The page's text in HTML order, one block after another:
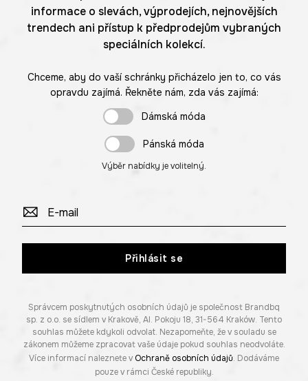
informace o slevách, výprodejích, nejnovějších
trendech ani přístup k předprodejům vybraných
speciálních kolekcí.
Chceme, aby do vaší schránky přicházelo jen to, co vás
opravdu zajímá. Řekněte nám, zda vás zajímá:
Dámská móda
Pánská móda
Výběr nabídky je volitelný.
Přihlásit se
Správcem poskytnutých osobních údajů je společnost Brandbq
sp. z o.o. se sídlem v Krakově, Al. Pokoju 18, 31-564 Kraków. Tento
souhlas můžete kdykoli odvolat. Nezapomeňte, že v souladu se
zákonem můžeme zpracovat vaše údaje pokud souhlas neodvoláte.
Více informací naleznete v Ochraně osobních údajů. Dodáváme
pouze v rámci České republiky.